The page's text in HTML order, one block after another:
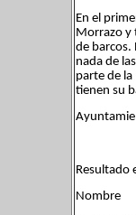
En el
Morrazo y
de barcos.
nada de
parte de
tienen su
Resultado